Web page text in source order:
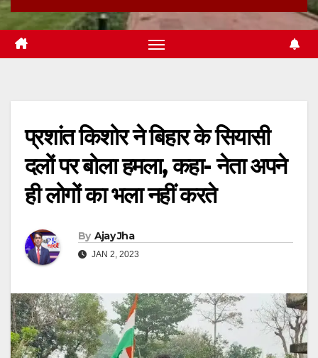
प्रशांत किशोर ने बिहार के सियासी
दलों पर बोला हमला, कहा- नेता अपने
ही लोगों का भला नहीं करते
By Ajay Jha
JAN 2, 2023